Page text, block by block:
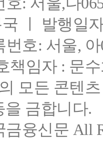
ㅣ 발행일
호: 서울,
책임자 : 문
모든 콘텐
을 금합니다.
융신문 All